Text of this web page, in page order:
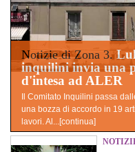
Notizie di Zona 3.
inquilini invia una
d'intesa ad ALER
Il Comitato Inquilini passa
una bozza di accordo in 19
lavori. Al...[continua]